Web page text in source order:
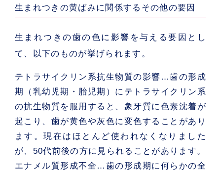
生まれつきの黄ばみに関係するその他の要因
生まれつきの歯の色に影響を与える要因とし
て、以下のものが挙げられます。
テトラサイクリン系抗生物質の影響 …歯の形成
期（乳幼児期・胎児期）にテトラサイクリン系
の抗生物質を服用すると、象牙質に色素沈着が
起こり、歯が黄色や灰色に変色することがあり
ます。現在はほとんど使われなくなりました
が、50代前後の方に見られることがあります。
エナメル質形成不全 …歯の形成期に何らかの全